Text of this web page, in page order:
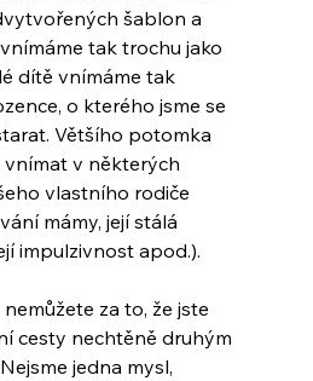
šablon a
tak trochu jako
dítě vnímáme tak
o kterého jsme se
Většího potomka
vnímat v některých
vlastního rodiče
mámy, její stálá
impulzivnost apod.).
za to, že jste
cesty nechtěně druhým
jedna mysl,